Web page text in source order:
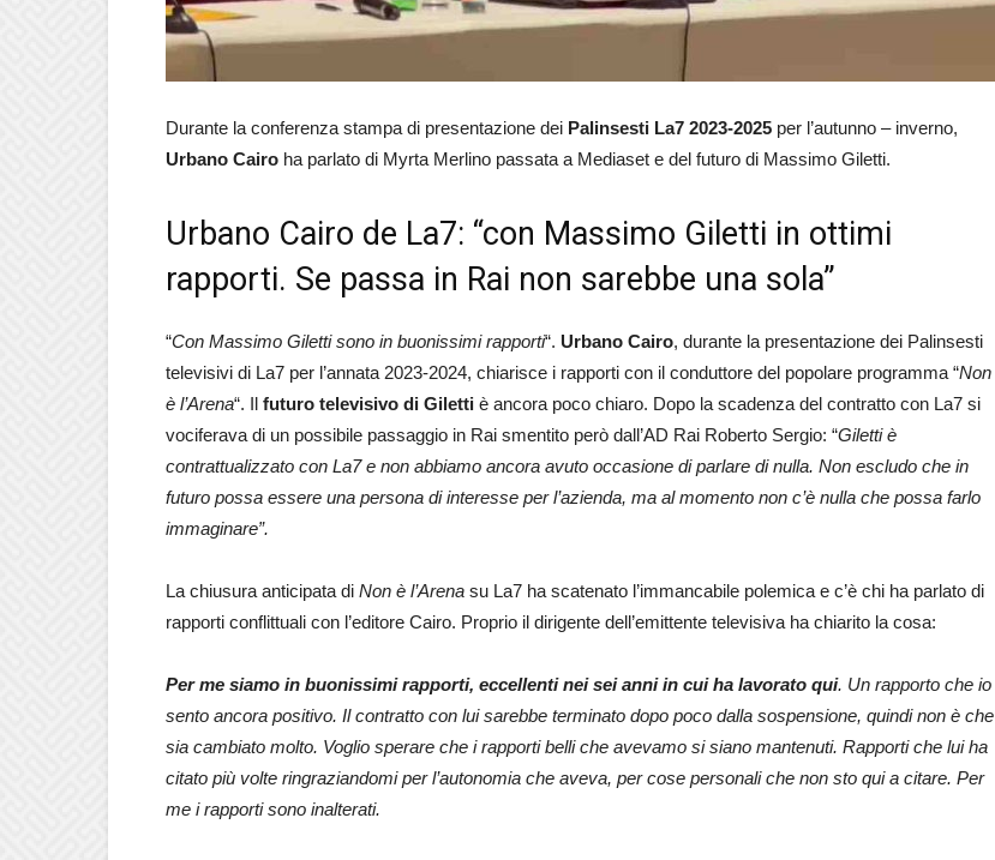
Durante la conferenza stampa di presentazione dei Palinsesti La7 2023-2025 per l’autunno – inverno,
Urbano Cairo ha parlato di Myrta Merlino passata a Mediaset e del futuro di Massimo Giletti.
Urbano Cairo de La7: “con Massimo Giletti in ottimi
rapporti. Se passa in Rai non sarebbe una sola”
“Con Massimo Giletti sono in buonissimi rapporti“. Urbano Cairo, durante la presentazione dei Palinsesti
televisivi di La7 per l’annata 2023-2024, chiarisce i rapporti con il conduttore del popolare programma “Non
è l’Arena“. Il futuro televisivo di Giletti è ancora poco chiaro. Dopo la scadenza del contratto con La7 si
vociferava di un possibile passaggio in Rai smentito però dall’AD Rai Roberto Sergio: “Giletti è
contrattualizzato con La7 e non abbiamo ancora avuto occasione di parlare di nulla. Non escludo che in
futuro possa essere una persona di interesse per l’azienda, ma al momento non c’è nulla che possa farlo
immaginare”.
La chiusura anticipata di Non è l’Arena su La7 ha scatenato l’immancabile polemica e c’è chi ha parlato di
rapporti conflittuali con l’editore Cairo. Proprio il dirigente dell’emittente televisiva ha chiarito la cosa:
Per me siamo in buonissimi rapporti, eccellenti nei sei anni in cui ha lavorato qui. Un rapporto che io
sento ancora positivo. Il contratto con lui sarebbe terminato dopo poco dalla sospensione, quindi non è che
sia cambiato molto. Voglio sperare che i rapporti belli che avevamo si siano mantenuti. Rapporti che lui ha
citato più volte ringraziandomi per l’autonomia che aveva, per cose personali che non sto qui a citare. Per
me i rapporti sono inalterati.